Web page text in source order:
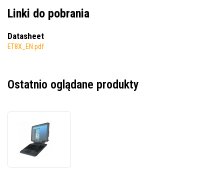
Linki do pobrania
Datasheet
ET8X_EN.pdf
Ostatnio oglądane produkty
C00,